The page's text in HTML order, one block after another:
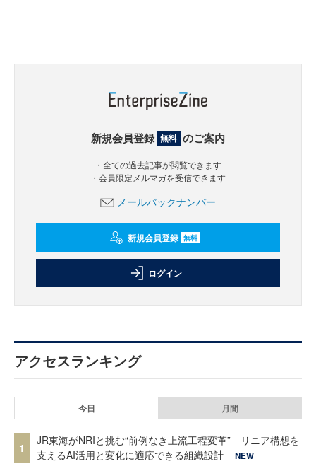
新規会員登録 無料 のご案内
・全ての過去記事が閲覧できます
・会員限定メルマガを受信できます
メールバックナンバー
新規会員登録 無料
ログイン
アクセスランキング
今日 月間
1
JR東海がNRIと挑む“前例なき上流工程変革” リニア構想を
支えるAI活用と変化に適応できる組織設計
NEW